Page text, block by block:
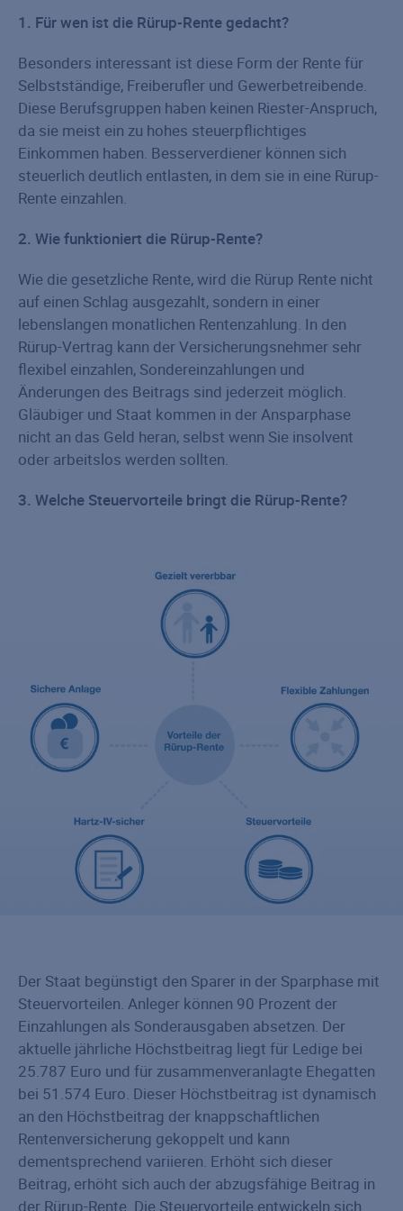
1. Für wen ist die Rürup-Rente gedacht?
Besonders interessant ist diese Form der Rente für
Selbstständige, Freiberufler und Gewerbetreibende.
Diese Berufsgruppen haben keinen Riester-Anspruch,
da sie meist ein zu hohes steuerpflichtiges
Einkommen haben. Besserverdiener können sich
steuerlich deutlich entlasten, in dem sie in eine Rürup-
Rente einzahlen.
2. Wie funktioniert die Rürup-Rente?
Wie die gesetzliche Rente, wird die Rürup Rente nicht
auf einen Schlag ausgezahlt, sondern in einer
lebenslangen monatlichen Rentenzahlung. In den
Rürup-Vertrag kann der Versicherungs­nehmer sehr
flexibel einzahlen, Sondereinzahlungen und
Änderungen des Beitrags sind jederzeit möglich.
Gläubiger und Staat kommen in der Ansparphase
nicht an das Geld heran, selbst wenn Sie insolvent
oder arbeitslos werden sollten.
3. Welche Steuervorteile bringt die Rürup-Rente?
Der Staat begünstigt den Sparer in der Sparphase mit
Steuervorteilen. Anleger können 90 Prozent der
Einzahlungen als Sonderausgaben absetzen. Der
aktuelle jährliche Höchstbeitrag liegt für Ledige bei
25.787 Euro und für zusammenveranlagte Ehegatten
bei 51.574 Euro. Dieser Höchstbeitrag ist dynamisch
an den Höchstbeitrag der knappschaftlichen
Rentenversicherung gekoppelt und kann
dementsprechend variieren. Erhöht sich dieser
Beitrag, erhöht sich auch der abzugsfähige Beitrag in
der Rürup-Rente. Die Steuervorteile entwickeln sich